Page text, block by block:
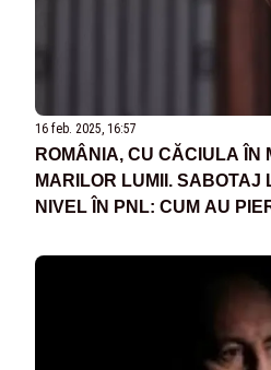
16 feb. 2025, 16:57
ROMÂNIA, CU CĂCIULA ÎN
MARILOR LUMII. SABOTAJ
NIVEL ÎN PNL: CUM AU